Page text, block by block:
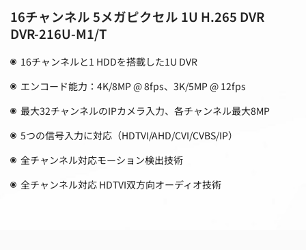
16チャンネル 5メガピクセル 1U H.265 DVR
DVR-216U-M1/T
16チャンネルと1 HDDを搭載した1U DVR
エンコード能力：4K/8MP @ 8fps、3K/5MP @ 12fps
最大32チャンネルのIPカメラ入力、各チャンネル最大8MP
5つの信号入力に対応（HDTVI/AHD/CVI/CVBS/IP）
全チャンネル対応モーション検出技術
全チャンネル対応 HDTVI双方向オーディオ技術